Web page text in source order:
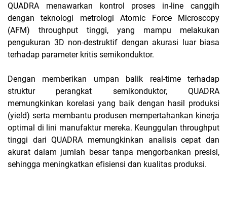
QUADRA menawarkan kontrol proses in-line canggih
dengan teknologi metrologi Atomic Force Microscopy
(AFM) throughput tinggi, yang mampu melakukan
pengukuran 3D non-destruktif dengan akurasi luar biasa
terhadap parameter kritis semikonduktor.
Dengan memberikan umpan balik real-time terhadap
struktur perangkat semikonduktor, QUADRA
memungkinkan korelasi yang baik dengan hasil produksi
(yield) serta membantu produsen mempertahankan kinerja
optimal di lini manufaktur mereka. Keunggulan throughput
tinggi dari QUADRA memungkinkan analisis cepat dan
akurat dalam jumlah besar tanpa mengorbankan presisi,
sehingga meningkatkan efisiensi dan kualitas produksi.